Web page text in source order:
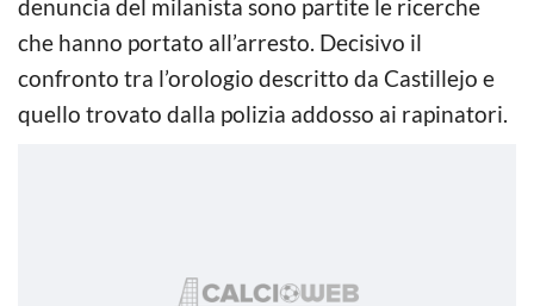
denuncia del milanista sono partite le ricerche
che hanno portato all’arresto. Decisivo il
confronto tra l’orologio descritto da Castillejo e
quello trovato dalla polizia addosso ai rapinatori.